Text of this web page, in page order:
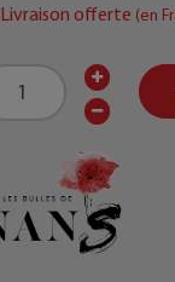
Livraison offerte (en